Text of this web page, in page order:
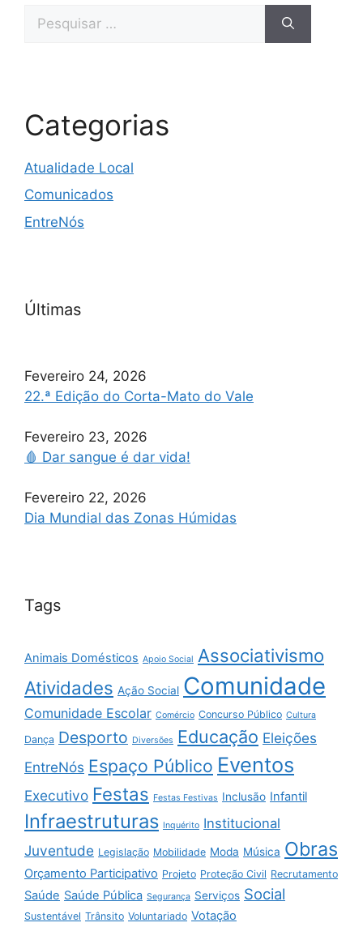
Categorias
Atualidade Local
Comunicados
EntreNós
Últimas
Fevereiro 24, 2026
22.ª Edição do Corta-Mato do Vale
Fevereiro 23, 2026
🩸 Dar sangue é dar vida!
Fevereiro 22, 2026
Dia Mundial das Zonas Húmidas
Tags
Animais Domésticos Apoio Social Associativismo
Atividades Ação Social Comunidade
Comunidade Escolar Comércio Concurso Público Cultura
Dança Desporto Diversões Educação Eleições
EntreNós Espaço Público Eventos
Executivo Festas Festas Festivas Inclusão Infantil
Infraestruturas Inquérito Institucional
Juventude Legislação Mobilidade Moda Música Obras
Orçamento Participativo Projeto Proteção Civil Recrutamento
Saúde Saúde Pública Segurança Serviços Social
Sustentável Trânsito Voluntariado Votação